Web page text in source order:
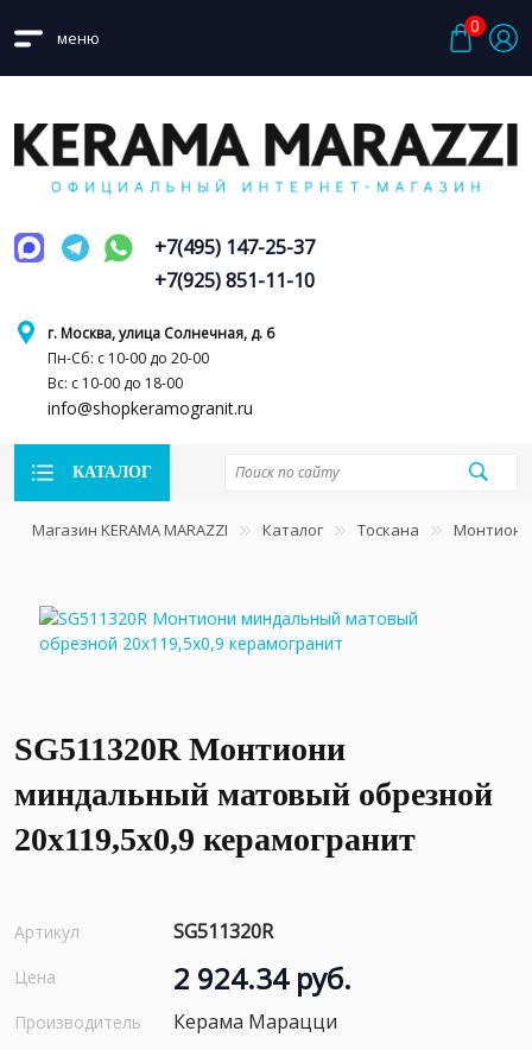
меню
0
г. Москва, улица Солнечная, д. 6
Пн-Сб: с 10-00 до 20-00
Вс: с 10-00 до 18-00
info@shopkeramogranit.ru
+7(495) 147-25-37
+7(925) 851-11-10
КАТАЛОГ
Магазин KERAMA MARAZZI Каталог Тоскана Монтиони
SG511320R Монтиони
миндальный матовый обрезной
20х119,5x0,9 керамогранит
Артикул SG511320R
Цена 2 924.34 руб.
Производитель Керама Марацци